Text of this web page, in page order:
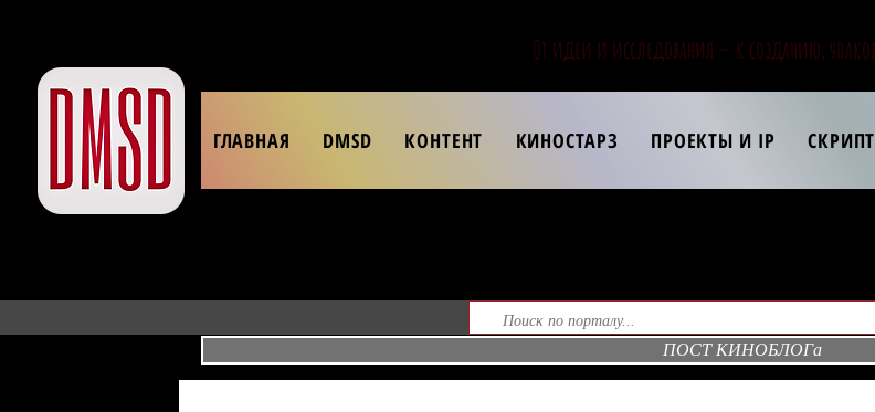
От идеи и исследования — к созданию,
ГЛАВНАЯ DMSD КОНТЕНТ КИНОСТАРЗ ПРОЕКТЫ И IP
ПОСТ КИНОБЛОГа